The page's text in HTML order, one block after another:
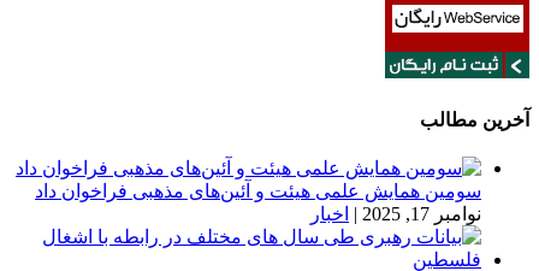
آخرین مطالب
سومین همایش علمی هیئت و آئین‌های مذهبی فراخوان داد
نوامبر 17, 2025
| اخبار